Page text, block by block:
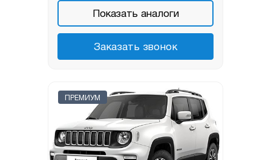
Показать аналоги
Заказать звонок
ПРЕМИУМ